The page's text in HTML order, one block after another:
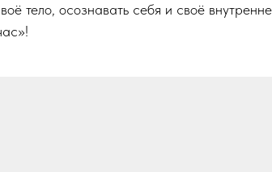
тело, осознавать себя и своё